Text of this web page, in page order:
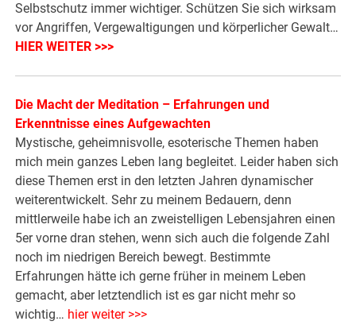
Selbstschutz immer wichtiger. Schützen Sie sich wirksam
vor Angriffen, Vergewaltigungen und körperlicher Gewalt…
HIER WEITER >>>
Die Macht der Meditation – Erfahrungen und
Erkenntnisse eines Aufgewachten
Mystische, geheimnisvolle, esoterische Themen haben
mich mein ganzes Leben lang begleitet. Leider haben sich
diese Themen erst in den letzten Jahren dynamischer
weiterentwickelt. Sehr zu meinem Bedauern, denn
mittlerweile habe ich an zweistelligen Lebensjahren einen
5er vorne dran stehen, wenn sich auch die folgende Zahl
noch im niedrigen Bereich bewegt. Bestimmte
Erfahrungen hätte ich gerne früher in meinem Leben
gemacht, aber letztendlich ist es gar nicht mehr so
wichtig… hier weiter >>>